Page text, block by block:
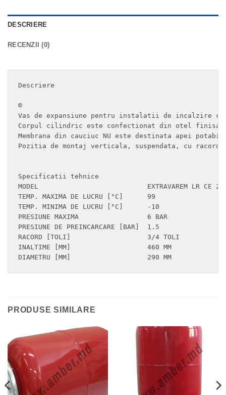
DESCRIERE
RECENZII (0)
Descriere
©
Vas de expansiune pentru instalatii de incalzire cu
Corpul cilindric este confectionat din otel finisat
Membrana din cauciuc NU este destinata apei
Pozitia de montaj verticala, suspendata, cu
Specificatii tehnice
MODEL                      	EXTRAVAREM LR CE 25
TEMP. MAXIMA DE LUCRU [°C]	99
TEMP. MINIMA DE LUCRU [°C]	-10
PRESIUNE MAXIMA              	6 BAR
PRESIUNE DE PREINCARCARE [BAR]	1.5
RACORD [TOLI]                	3/4 TOLI
INALTIME [MM]               	460 MM
DIAMETRU [MM]               	290 MM
PRODUSE SIMILARE